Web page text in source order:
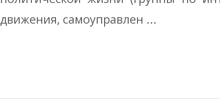
движения, самоуправлен ...